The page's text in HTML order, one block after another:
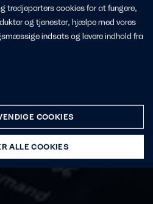
tredjeparters cookies for at fungere,
og tjenester, hjælpe med vores
indsats og levere indhold fra
COOKIES
ALLE COOKIES